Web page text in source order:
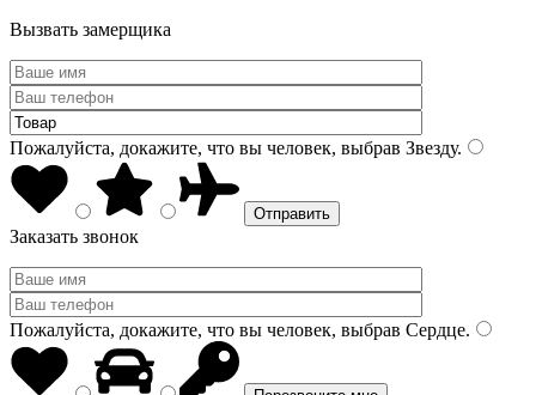
Вызвать замерщика
Пожалуйста, докажите, что вы человек, выбрав Звезду.
Заказать звонок
Пожалуйста, докажите, что вы человек, выбрав Сердце.